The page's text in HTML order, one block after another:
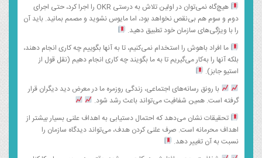
هیچ‌گاه نمی‌توان در اولین تلاش به درستی OKR را اجرا کرد، حتی اجرای
دوم و سوم هم بی‌نقص نخواهد بود، اما مایوس نشوید و مصمم بمانید. باید آن
را با ویژگی‌های سازمان خود تطبیق دهید.
ما افراد باهوش را استخدام نمی‌کنیم، تا به آنها بگوییم چه کاری انجام دهند،
بلکه آنها را به‌کار می‌گیریم تا به ما بگویند چه کاری انجام دهیم (نقل قول از
استیو جابز).
با رونق رسانه‌های اجتماعی، زندگی روزمره ما در معرض دید دیگران قرار
گرفته است. همین شفافیت می‌تواند باعث رشد شود.
تحقیقات نشان می‌دهد که احتمال دستیابی به اهداف علنی بسیار بیشتر از
اهداف محرمانه است. صرف علنی کردن هدف، می‌تواند دیدگاه سازمان را
نسبت به آن تغییر دهد.